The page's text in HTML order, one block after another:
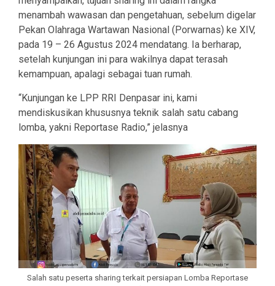
menambah wawasan dan pengetahuan, sebelum digelar
Pekan Olahraga Wartawan Nasional (Porwarnas) ke XIV,
pada 19 – 26 Agustus 2024 mendatang. Ia berharap,
setelah kunjungan ini para wakilnya dapat terasah
kemampuan, apalagi sebagai tuan rumah.
“Kunjungan ke LPP RRI Denpasar ini, kami
mendiskusikan khususnya teknik salah satu cabang
lomba, yakni Reportase Radio,” jelasnya
Salah satu peserta sharing terkait persiapan Lomba Reportase